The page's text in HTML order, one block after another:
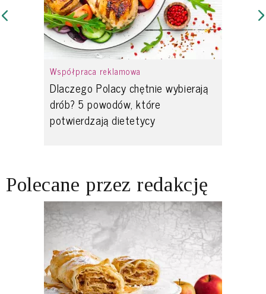
Współpraca reklamowa
Dlaczego Polacy chętnie wybierają
drób? 5 powodów, które
potwierdzają dietetycy
Polecane przez redakcję